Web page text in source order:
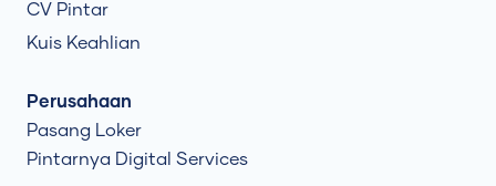
CV Pintar
Kuis Keahlian
Perusahaan
Pasang Loker
Pintarnya Digital Services